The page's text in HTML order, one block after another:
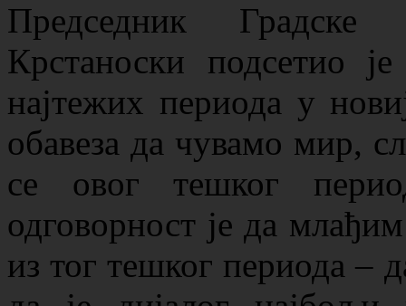
Председник
Крстаноски подсетио
најтежих периода у
обавеза да чувамо мир,
се овог тешког
одговорност је да
из тог тешког периода –